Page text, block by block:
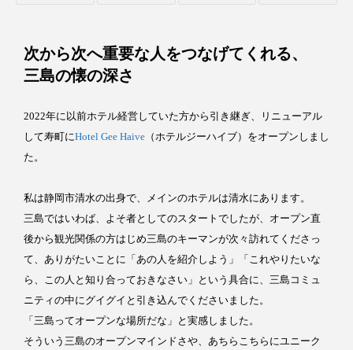
次から次へ重要な人をつなげてくれる、
三島の懐の深さ
2022年に以前ホテル経営していた方から引き継ぎ、リニューアル
して寿町にHotel Gee Haive （ホテルジーハイブ）をオープンしまし
た。
私は静岡市清水の出身で、メインのホテルは清水にあります。
三島ではいわば、よそ者としてのスタートでしたが、オープン直
後から観光関係の方はじめ三島のキーマンが次々訪れてくださっ
て、ありがたいことに「あの人を紹介しよう」「これやりたいな
ら、この人と知り合っておきなさい」という具合に、三島コミュ
ニティの中にグイグイと引き込んでくださいました。
「三島ってオープンな場所だな」と実感しました。
そういう三島のオープンマインドさや、あちらこちらにユニーク